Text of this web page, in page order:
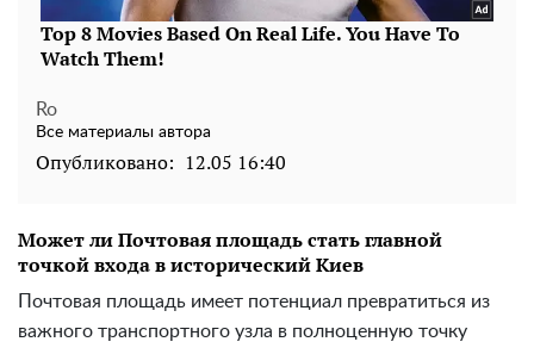
Ro
Все материалы автора
Опубликовано: 12.05 16:40
Может ли Почтовая площадь стать главной
точкой входа в исторический Киев
Почтовая площадь имеет потенциал превратиться из
важного транспортного узла в полноценную точку